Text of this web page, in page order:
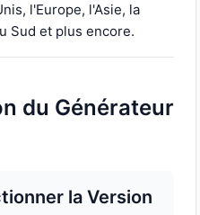
l'Europe, l'Asie, la
Sud et plus encore.
du Générateur
la Version